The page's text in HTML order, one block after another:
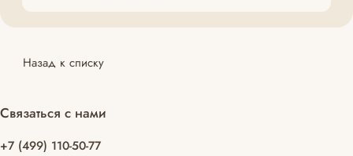
Назад к списку
Связаться с нами
+7 (499) 110-50-77